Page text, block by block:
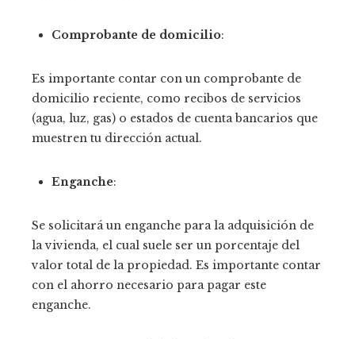
Comprobante de domicilio:
Es importante contar con un comprobante de
domicilio reciente, como recibos de servicios
(agua, luz, gas) o estados de cuenta bancarios que
muestren tu dirección actual.
Enganche:
Se solicitará un enganche para la adquisición de
la vivienda, el cual suele ser un porcentaje del
valor total de la propiedad. Es importante contar
con el ahorro necesario para pagar este
enganche.